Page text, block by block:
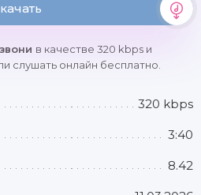
в качестве 320 kbps и
слушать онлайн бесплатно.
320 kbps
3:40
8.42